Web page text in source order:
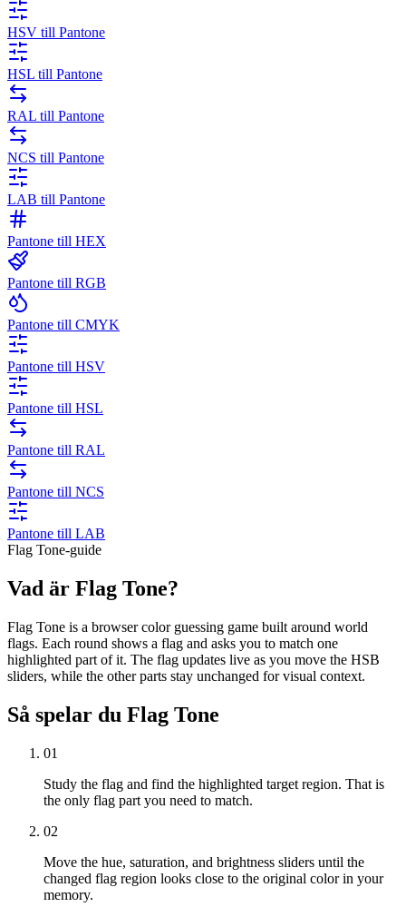
HSV till Pantone
HSL till Pantone
RAL till Pantone
NCS till Pantone
LAB till Pantone
Pantone till HEX
Pantone till RGB
Pantone till CMYK
Pantone till HSV
Pantone till HSL
Pantone till RAL
Pantone till NCS
Pantone till LAB
Flag Tone-guide
Vad är Flag Tone?
Flag Tone is a browser color guessing game built around world
flags. Each round shows a flag and asks you to match one
highlighted part of it. The flag updates live as you move the HSB
sliders, while the other parts stay unchanged for visual context.
Så spelar du Flag Tone
01
Study the flag and find the highlighted target region. That is
the only flag part you need to match.
02
Move the hue, saturation, and brightness sliders until the
changed flag region looks close to the original color in your
memory.